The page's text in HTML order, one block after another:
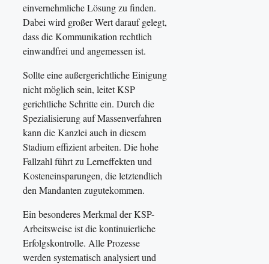
einvernehmliche Lösung zu finden.
Dabei wird großer Wert darauf gelegt,
dass die Kommunikation rechtlich
einwandfrei und angemessen ist.
Sollte eine außergerichtliche Einigung
nicht möglich sein, leitet KSP
gerichtliche Schritte ein. Durch die
Spezialisierung auf Massenverfahren
kann die Kanzlei auch in diesem
Stadium effizient arbeiten. Die hohe
Fallzahl führt zu Lerneffekten und
Kosteneinsparungen, die letztendlich
den Mandanten zugutekommen.
Ein besonderes Merkmal der KSP-
Arbeitsweise ist die kontinuierliche
Erfolgskontrolle. Alle Prozesse
werden systematisch analysiert und